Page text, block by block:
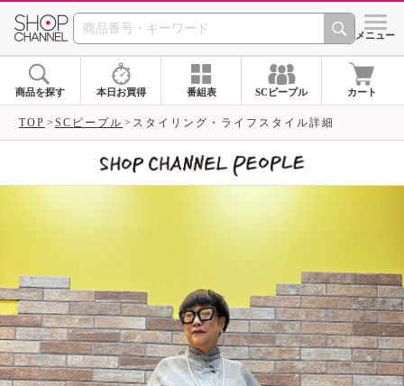
SHOP CHANNEL シメニュー
商品を探す 本日お買得 番組表 SCピープル カート
TOP SCピープル スタイリング・ライフスタイル詳細